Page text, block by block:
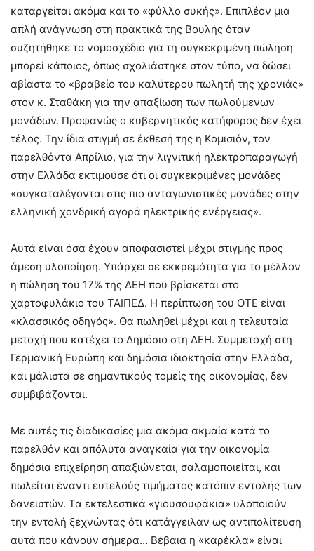
καταργείται ακόμα και το «φύλλο συκής». Επιπλέον μια
απλή ανάγνωση στη πρακτικά της Βουλής όταν
συζητήθηκε το νομοσχέδιο για τη συγκεκριμένη πώληση
μπορεί κάποιος, όπως σχολιάστηκε στον τύπο, να δώσει
αβίαστα το «βραβείο του καλύτερου πωλητή της χρονιάς»
στον κ. Σταθάκη για την απαξίωση των πωλούμενων
μονάδων. Προφανώς ο κυβερνητικός κατήφορος δεν έχει
τέλος. Την ίδια στιγμή σε έκθεσή της η Κομισιόν, τον
παρελθόντα Απρίλιο, για την λιγνιτική ηλεκτροπαραγωγή
στην Ελλάδα εκτιμούσε ότι οι συγκεκριμένες μονάδες
«συγκαταλέγονται στις πιο ανταγωνιστικές μονάδες στην
ελληνική χονδρική αγορά ηλεκτρικής ενέργειας».
Αυτά είναι όσα έχουν αποφασιστεί μέχρι στιγμής προς
άμεση υλοποίηση. Υπάρχει σε εκκρεμότητα για το μέλλον
η πώληση του 17% της ΔΕΗ που βρίσκεται στο
χαρτοφυλάκιο του ΤΑΙΠΕΔ. Η περίπτωση του ΟΤΕ είναι
«κλασσικός οδηγός». Θα πωληθεί μέχρι και η τελευταία
μετοχή που κατέχει το Δημόσιο στη ΔΕΗ. Συμμετοχή στη
Γερμανική Ευρώπη και δημόσια ιδιοκτησία στην Ελλάδα,
και μάλιστα σε σημαντικούς τομείς της οικονομίας, δεν
συμβιβάζονται.
Με αυτές τις διαδικασίες μια ακόμα ακμαία κατά το
παρελθόν και απόλυτα αναγκαία για την οικονομία
δημόσια επιχείρηση απαξιώνεται, σαλαμοποιείται, και
πωλείται έναντι ευτελούς τιμήματος κατόπιν εντολής των
δανειστών. Τα εκτελεστικά «γιουσουφάκια» υλοποιούν
την εντολή ξεχνώντας ότι κατάγγειλαν ως αντιπολίτευση
αυτά που κάνουν σήμερα… Βέβαια η «καρέκλα» είναι